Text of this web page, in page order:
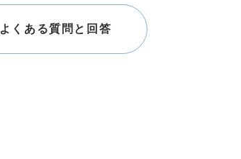
よくある質問と回答